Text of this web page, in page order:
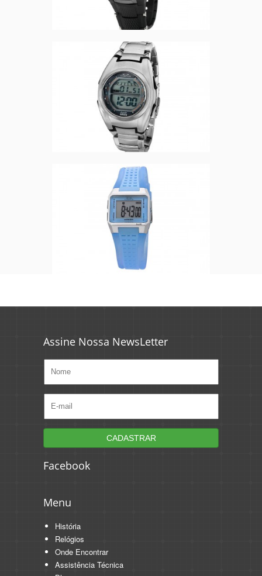
Assine Nossa NewsLetter
Facebook
Menu
História
Relógios
Onde Encontrar
Assistência Técnica